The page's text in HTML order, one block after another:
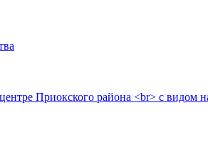
Приокского района <br> с видом